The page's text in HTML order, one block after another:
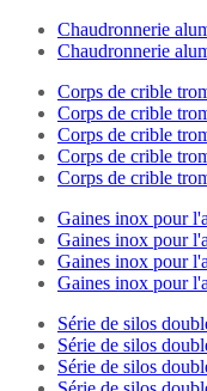
Chaudronnerie
Chaudronnerie
Corps de crible
Corps de crible
Corps de crible
Corps de crible
Corps de crible
Gaines inox pour
Gaines inox pour
Gaines inox pour
Gaines inox pour
Série de silos
Série de silos
Série de silos